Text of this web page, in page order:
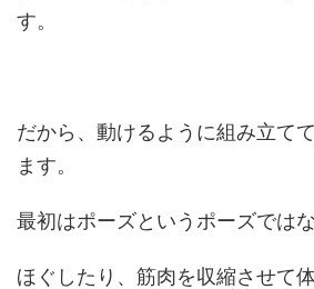
す。
だから、動けるように組み立て
ます。
最初はポーズというポーズではな
ほぐしたり、筋肉を収縮させて